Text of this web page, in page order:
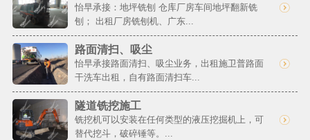
怡早承接：地坪铣刨 仓库厂房车间地坪翻新铣
刨； 出租厂房铣刨机、广东...
路面清扫、吸尘
怡早承接路面清扫、吸尘业务，出租施卫普路面
干洗车出租，自有路面清扫车...
隧道铣挖施工
铣挖机可以安装在任何类型的液压挖掘机上，可
替代挖斗，破碎锤等。...